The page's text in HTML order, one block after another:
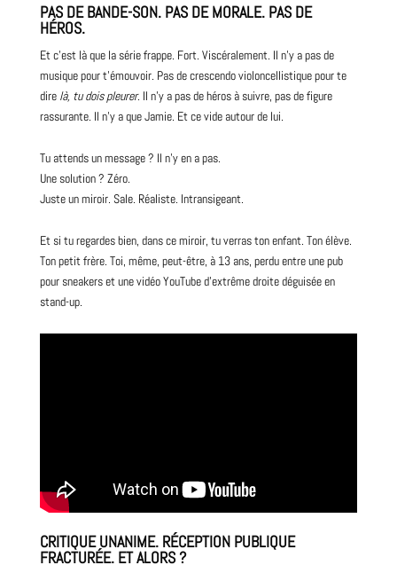
PAS DE BANDE-SON. PAS DE MORALE. PAS DE
HÉROS.
Et c’est là que la série frappe. Fort. Viscéralement. Il n’y a pas de
musique pour t’émouvoir. Pas de crescendo violoncellistique pour te
dire là, tu dois pleurer. Il n’y a pas de héros à suivre, pas de figure
rassurante. Il n’y a que Jamie. Et ce vide autour de lui.
Tu attends un message ? Il n’y en a pas.
Une solution ? Zéro.
Juste un miroir. Sale. Réaliste. Intransigeant.
Et si tu regardes bien, dans ce miroir, tu verras ton enfant. Ton élève.
Ton petit frère. Toi, même, peut-être, à 13 ans, perdu entre une pub
pour sneakers et une vidéo YouTube d’extrême droite déguisée en
stand-up.
CRITIQUE UNANIME. RÉCEPTION PUBLIQUE
FRACTURÉE. ET ALORS ?